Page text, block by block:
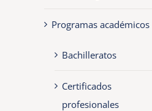
Programas académicos
Bachilleratos
Certificados
profesionales